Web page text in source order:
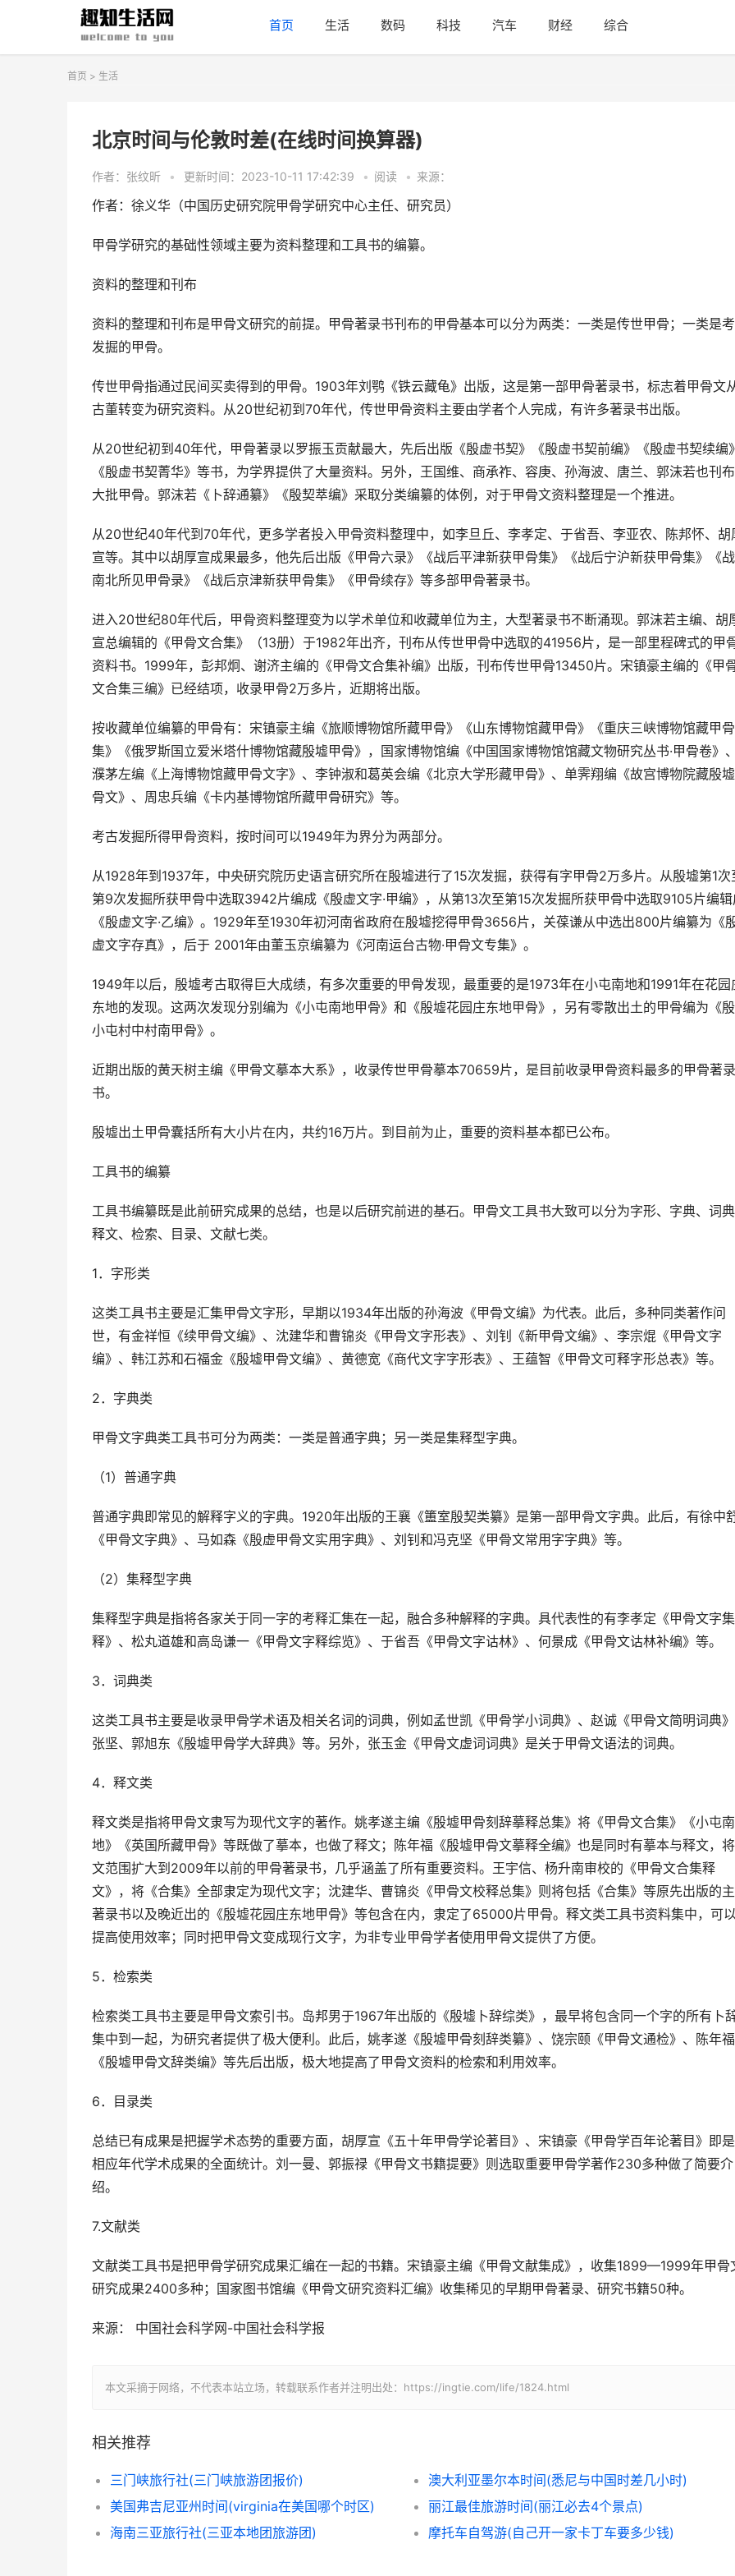
首页 生活 数码 科技 汽车 财经 综合
首页 > 生活
北京时间与伦敦时差(在线时间换算器)
作者：张纹昕 • 更新时间：2023-10-11 17:42:39 • 阅读 • 来源：
作者：徐义华（中国历史研究院甲骨学研究中心主任、研究员）
甲骨学研究的基础性领域主要为资料整理和工具书的编纂。
资料的整理和刊布
资料的整理和刊布是甲骨文研究的前提。甲骨著录书刊布的甲骨基本可以分为两类：一类是传世甲骨；一类是
发掘的甲骨。
传世甲骨指通过民间买卖得到的甲骨。1903年刘鹗《铁云藏龟》出版，这是第一部甲骨著录书，标志着甲骨文
古董转变为研究资料。从20世纪初到70年代，传世甲骨资料主要由学者个人完成，有许多著录书出版。
从20世纪初到40年代，甲骨著录以罗振玉贡献最大，先后出版《殷虚书契》《殷虚书契前编》《殷虚书契续编
《殷虚书契菁华》等书，为学界提供了大量资料。另外，王国维、商承祚、容庚、孙海波、唐兰、郭沫若也刊
大批甲骨。郭沫若《卜辞通纂》《殷契萃编》采取分类编纂的体例，对于甲骨文资料整理是一个推进。
从20世纪40年代到70年代，更多学者投入甲骨资料整理中，如李旦丘、李孝定、于省吾、李亚农、陈邦怀、胡
宣等。其中以胡厚宣成果最多，他先后出版《甲骨六录》《战后平津新获甲骨集》《战后宁沪新获甲骨集》《
南北所见甲骨录》《战后京津新获甲骨集》《甲骨续存》等多部甲骨著录书。
进入20世纪80年代后，甲骨资料整理变为以学术单位和收藏单位为主，大型著录书不断涌现。郭沫若主编、胡
宣总编辑的《甲骨文合集》（13册）于1982年出齐，刊布从传世甲骨中选取的41956片，是一部里程碑式的甲
资料书。1999年，彭邦炯、谢济主编的《甲骨文合集补编》出版，刊布传世甲骨13450片。宋镇豪主编的《甲
文合集三编》已经结项，收录甲骨2万多片，近期将出版。
按收藏单位编纂的甲骨有：宋镇豪主编《旅顺博物馆所藏甲骨》《山东博物馆藏甲骨》《重庆三峡博物馆藏甲骨
集》《俄罗斯国立爱米塔什博物馆藏殷墟甲骨》，国家博物馆编《中国国家博物馆馆藏文物研究丛书·甲骨卷》
濮茅左编《上海博物馆藏甲骨文字》、李钟淑和葛英会编《北京大学形藏甲骨》、单霁翔编《故宫博物院藏殷
骨文》、周忠兵编《卡内基博物馆所藏甲骨研究》等。
考古发掘所得甲骨资料，按时间可以1949年为界分为两部分。
从1928年到1937年，中央研究院历史语言研究所在殷墟进行了15次发掘，获得有字甲骨2万多片。从殷墟第1次
第9次发掘所获甲骨中选取3942片编成《殷虚文字·甲编》，从第13次至第15次发掘所获甲骨中选取9105片编
《殷虚文字·乙编》。1929年至1930年初河南省政府在殷墟挖得甲骨3656片，关葆谦从中选出800片编纂为《
虚文字存真》，后于 2001年由董玉京编纂为《河南运台古物·甲骨文专集》。
1949年以后，殷墟考古取得巨大成绩，有多次重要的甲骨发现，最重要的是1973年在小屯南地和1991年在花园
东地的发现。这两次发现分别编为《小屯南地甲骨》和《殷墟花园庄东地甲骨》，另有零散出土的甲骨编为《
小屯村中村南甲骨》。
近期出版的黄天树主编《甲骨文摹本大系》，收录传世甲骨摹本70659片，是目前收录甲骨资料最多的甲骨著录
书。
殷墟出土甲骨囊括所有大小片在内，共约16万片。到目前为止，重要的资料基本都已公布。
工具书的编纂
工具书编纂既是此前研究成果的总结，也是以后研究前进的基石。甲骨文工具书大致可以分为字形、字典、词
释文、检索、目录、文献七类。
1．字形类
这类工具书主要是汇集甲骨文字形，早期以1934年出版的孙海波《甲骨文编》为代表。此后，多种同类著作问
世，有金祥恒《续甲骨文编》、沈建华和曹锦炎《甲骨文字形表》、刘钊《新甲骨文编》、李宗焜《甲骨文字
编》、韩江苏和石福金《殷墟甲骨文编》、黄德宽《商代文字字形表》、王蕴智《甲骨文可释字形总表》等。
2．字典类
甲骨文字典类工具书可分为两类：一类是普通字典；另一类是集释型字典。
（1）普通字典
普通字典即常见的解释字义的字典。1920年出版的王襄《簠室殷契类纂》是第一部甲骨文字典。此后，有徐中
《甲骨文字典》、马如森《殷虚甲骨文实用字典》、刘钊和冯克坚《甲骨文常用字字典》等。
（2）集释型字典
集释型字典是指将各家关于同一字的考释汇集在一起，融合多种解释的字典。具代表性的有李孝定《甲骨文字集
释》、松丸道雄和高岛谦一《甲骨文字释综览》、于省吾《甲骨文字诂林》、何景成《甲骨文诂林补编》等。
3．词典类
这类工具书主要是收录甲骨学术语及相关名词的词典，例如孟世凯《甲骨学小词典》、赵诚《甲骨文简明词典
张坚、郭旭东《殷墟甲骨学大辞典》等。另外，张玉金《甲骨文虚词词典》是关于甲骨文语法的词典。
4．释文类
释文类是指将甲骨文隶写为现代文字的著作。姚孝遂主编《殷墟甲骨刻辞摹释总集》将《甲骨文合集》《小屯南
地》《英国所藏甲骨》等既做了摹本，也做了释文；陈年福《殷墟甲骨文摹释全编》也是同时有摹本与释文，
文范围扩大到2009年以前的甲骨著录书，几乎涵盖了所有重要资料。王宇信、杨升南审校的《甲骨文合集释
文》，将《合集》全部隶定为现代文字；沈建华、曹锦炎《甲骨文校释总集》则将包括《合集》等原先出版的
著录书以及晚近出的《殷墟花园庄东地甲骨》等包含在内，隶定了65000片甲骨。释文类工具书资料集中，可
提高使用效率；同时把甲骨文变成现行文字，为非专业甲骨学者使用甲骨文提供了方便。
5．检索类
检索类工具书主要是甲骨文索引书。岛邦男于1967年出版的《殷墟卜辞综类》，最早将包含同一个字的所有卜
集中到一起，为研究者提供了极大便利。此后，姚孝遂《殷墟甲骨刻辞类纂》、饶宗颐《甲骨文通检》、陈年福
《殷墟甲骨文辞类编》等先后出版，极大地提高了甲骨文资料的检索和利用效率。
6．目录类
总结已有成果是把握学术态势的重要方面，胡厚宣《五十年甲骨学论著目》、宋镇豪《甲骨学百年论著目》即
相应年代学术成果的全面统计。刘一曼、郭振禄《甲骨文书籍提要》则选取重要甲骨学著作230多种做了简要介
绍。
7.文献类
文献类工具书是把甲骨学研究成果汇编在一起的书籍。宋镇豪主编《甲骨文献集成》，收集1899—1999年甲骨
研究成果2400多种；国家图书馆编《甲骨文研究资料汇编》收集稀见的早期甲骨著录、研究书籍50种。
来源： 中国社会科学网-中国社会科学报
本文采摘于网络，不代表本站立场，转载联系作者并注明出处：https://ingtie.com/life/1824.html
相关推荐
三门峡旅行社(三门峡旅游团报价)
澳大利亚墨尔本时间(悉尼与中国时差几小时)
美国弗吉尼亚州时间(virginia在美国哪个时区)
丽江最佳旅游时间(丽江必去4个景点)
海南三亚旅行社(三亚本地团旅游团)
摩托车自驾游(自己开一家卡丁车要多少钱)